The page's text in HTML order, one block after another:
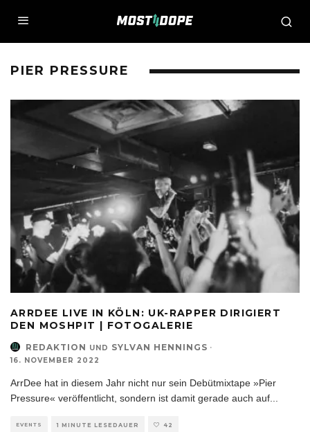
PIER PRESSURE
ARRDEE LIVE IN KÖLN: UK-RAPPER DIRIGIERT
DEN MOSHPIT | FOTOGALERIE
REDAKTION UND SYLVAN HENNINGS ·
16. NOVEMBER 2022
ArrDee hat in diesem Jahr nicht nur sein Debütmixtape »Pier
Pressure« veröffentlicht, sondern ist damit gerade auch auf
EVENTS 1 MINUTE LESEDAUER 42